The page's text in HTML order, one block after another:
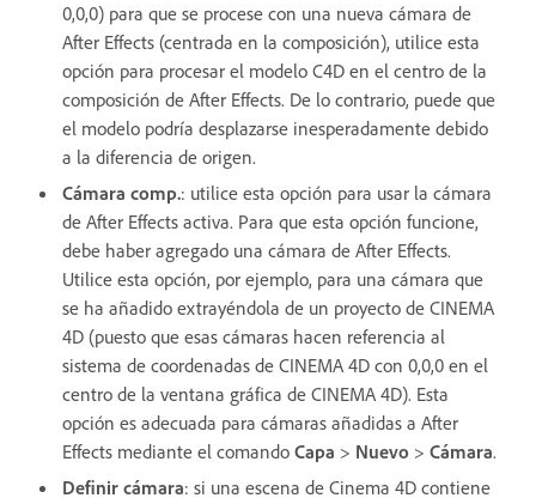
0,0,0) para que se procese con una nueva cámara de
After Effects (centrada en la composición), utilice esta
opción para procesar el modelo C4D en el centro de la
composición de After Effects. De lo contrario, puede que
el modelo podría desplazarse inesperadamente debido
a la diferencia de origen.
Cámara comp.: utilice esta opción para usar la cámara
de After Effects activa. Para que esta opción funcione,
debe haber agregado una cámara de After Effects.
Utilice esta opción, por ejemplo, para una cámara que
se ha añadido extrayéndola de un proyecto de CINEMA
4D (puesto que esas cámaras hacen referencia al
sistema de coordenadas de CINEMA 4D con 0,0,0 en el
centro de la ventana gráfica de CINEMA 4D). Esta
opción es adecuada para cámaras añadidas a After
Effects mediante el comando Capa > Nuevo > Cámara.
Definir cámara: si una escena de Cinema 4D contiene